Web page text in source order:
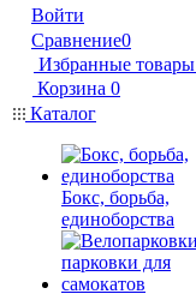
Войти
Сравнение0
Избранные товары
Корзина 0
Каталог
Бокс, борьба,
единоборства